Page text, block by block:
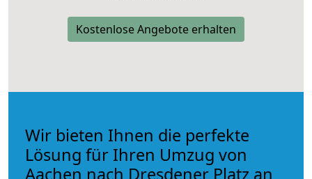
Kostenlose Angebote erhalten
Wir bieten Ihnen die perfekte
Lösung für Ihren Umzug von
Aachen nach Dresdener Platz an